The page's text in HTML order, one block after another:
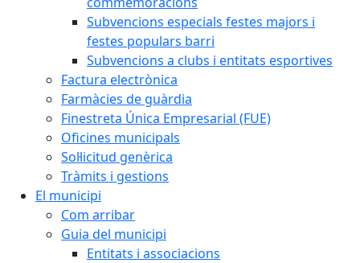
Subvencions especials festes majors i
festes populars barri
Subvencions a clubs i entitats esportives
Factura electrònica
Farmàcies de guàrdia
Finestreta Única Empresarial (FUE)
Oficines municipals
Sol·licitud genèrica
Tràmits i gestions
El municipi
Com arribar
Guia del municipi
Entitats i associacions